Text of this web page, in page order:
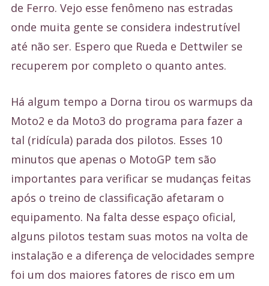
de Ferro. Vejo esse fenômeno nas estradas
onde muita gente se considera indestrutível
até não ser. Espero que Rueda e Dettwiler se
recuperem por completo o quanto antes.
Há algum tempo a Dorna tirou os warmups da
Moto2 e da Moto3 do programa para fazer a
tal (ridícula) parada dos pilotos. Esses 10
minutos que apenas o MotoGP tem são
importantes para verificar se mudanças feitas
após o treino de classificação afetaram o
equipamento. Na falta desse espaço oficial,
alguns pilotos testam suas motos na volta de
instalação e a diferença de velocidades sempre
foi um dos maiores fatores de risco em um